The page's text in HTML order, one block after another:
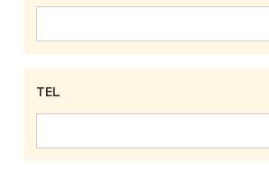
TEL